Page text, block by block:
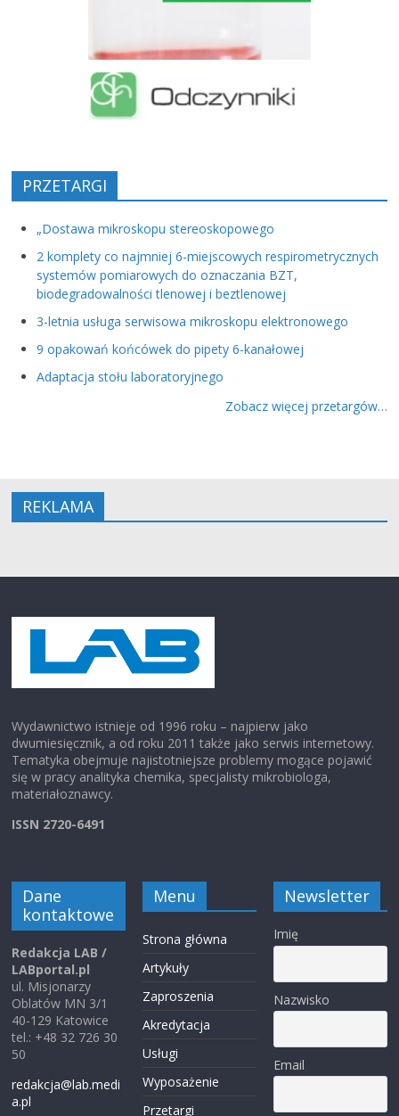
PRZETARGI
„Dostawa mikroskopu stereoskopowego
2 komplety co najmniej 6-miejscowych respirometrycznych
systemów pomiarowych do oznaczania BZT,
biodegradowalności tlenowej i beztlenowej
3-letnia usługa serwisowa mikroskopu elektronowego
9 opakowań końcówek do pipety 6-kanałowej
Adaptacja stołu laboratoryjnego
Zobacz więcej przetargów…
REKLAMA
Wydawnictwo istnieje od 1996 roku – najpierw jako
dwumiesięcznik, a od roku 2011 także jako serwis internetowy.
Tematyka obejmuje najistotniejsze problemy mogące pojawić
się w pracy analityka chemika, specjalisty mikrobiologa,
materiałoznawcy.
ISSN 2720-6491
Dane
kontaktowe
Redakcja LAB /
LABportal.pl
ul. Misjonarzy
Oblatów MN 3/1
40-129 Katowice
tel.: +48 32 726 30
50
redakcja@lab.medi
a.pl
Menu
Strona główna
Artykuły
Zaproszenia
Akredytacja
Usługi
Wyposażenie
Przetargi
Newsletter
Imię
Nazwisko
Email